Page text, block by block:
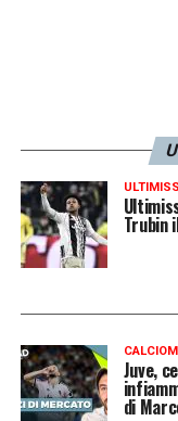
Trubin
Juve,
di